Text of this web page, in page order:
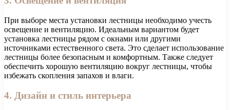
При выборе места установки лестницы необходимо учесть
освещение и вентиляцию. Идеальным вариантом будет
установка лестницы рядом с окнами или другими
источниками естественного света. Это сделает использование
лестницы более безопасным и комфортным. Также следует
обеспечить хорошую вентиляцию вокруг лестницы, чтобы
избежать скопления запахов и влаги.
4. Дизайн и стиль интерьера